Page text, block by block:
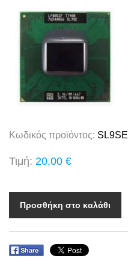
Κωδικός προϊόντος: SL9SE
Τιμή: 20,00 €
Προσθήκη στο καλάθι